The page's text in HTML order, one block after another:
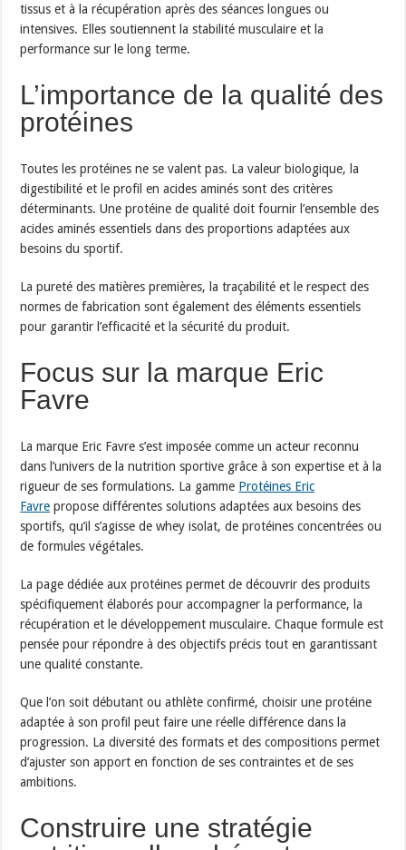
tissus et à la récupération après des séances longues ou
intensives. Elles soutiennent la stabilité musculaire et la
performance sur le long terme.
L’importance de la qualité des
protéines
Toutes les protéines ne se valent pas. La valeur biologique, la
digestibilité et le profil en acides aminés sont des critères
déterminants. Une protéine de qualité doit fournir l’ensemble des
acides aminés essentiels dans des proportions adaptées aux
besoins du sportif.
La pureté des matières premières, la traçabilité et le respect des
normes de fabrication sont également des éléments essentiels
pour garantir l’efficacité et la sécurité du produit.
Focus sur la marque Eric
Favre
La marque Eric Favre s’est imposée comme un acteur reconnu
dans l’univers de la nutrition sportive grâce à son expertise et à la
rigueur de ses formulations. La gamme Protéines Eric
Favre propose différentes solutions adaptées aux besoins des
sportifs, qu’il s’agisse de whey isolat, de protéines concentrées ou
de formules végétales.
La page dédiée aux protéines permet de découvrir des produits
spécifiquement élaborés pour accompagner la performance, la
récupération et le développement musculaire. Chaque formule est
pensée pour répondre à des objectifs précis tout en garantissant
une qualité constante.
Que l’on soit débutant ou athlète confirmé, choisir une protéine
adaptée à son profil peut faire une réelle différence dans la
progression. La diversité des formats et des compositions permet
d’ajuster son apport en fonction de ses contraintes et de ses
ambitions.
Construire une stratégie